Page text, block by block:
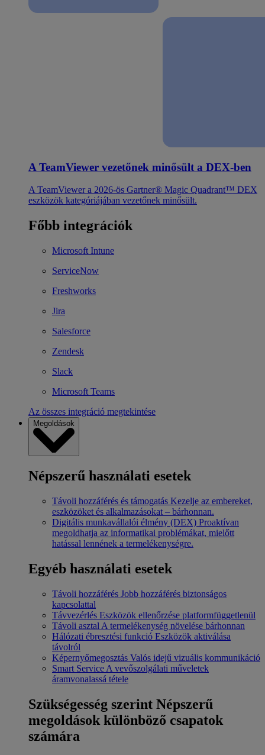
A TeamViewer vezetőnek minősült a DEX-ben
A TeamViewer a 2026-ös Gartner® Magic Quadrant™ DEX
eszközök kategóriájában vezetőnek minősült.
Főbb integrációk
Microsoft Intune
ServiceNow
Freshworks
Jira
Salesforce
Zendesk
Slack
Microsoft Teams
Az összes integráció megtekintése
Megoldások
Népszerű használati esetek
Távoli hozzáférés és támogatás Kezelje az embereket,
eszközöket és alkalmazásokat – bárhonnan.
Digitális munkavállalói élmény (DEX) Proaktívan
megoldhatja az informatikai problémákat, mielőtt
hatással lennének a termelékenységre.
Egyéb használati esetek
Távoli hozzáférés Jobb hozzáférés biztonságos
kapcsolattal
Távvezérlés Eszközök ellenőrzése platformfüggetlenül
Távoli asztal A termelékenység növelése bárhonnan
Hálózati ébresztési funkció Eszközök aktiválása
távolról
Képernyőmegosztás Valós idejű vizuális kommunikáció
Smart Service A vevőszolgálati műveletek
áramvonalassá tétele
Szükségesség szerint Népszerű
megoldások különböző csapatok
számára